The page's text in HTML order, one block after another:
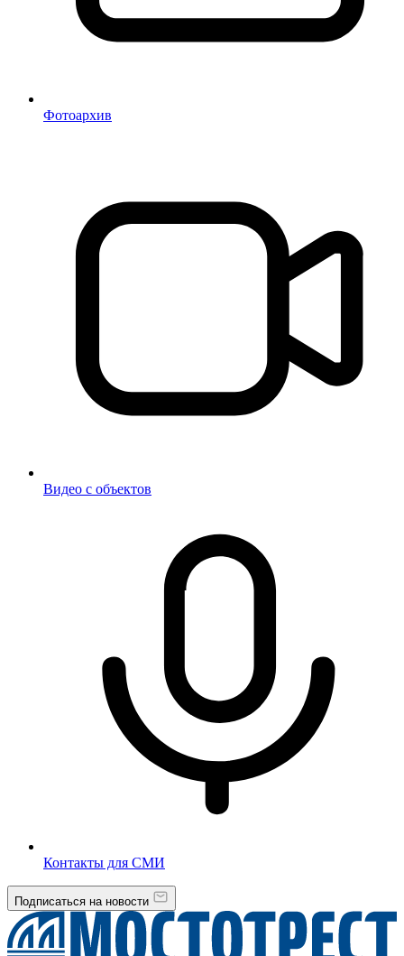
Фотоархив
Видео с объектов
Контакты для СМИ
Подписаться на новости